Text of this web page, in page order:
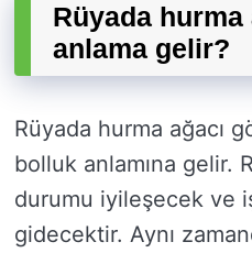
Rüyada hurma
anlama gelir?
Rüyada hurma ağacı
bolluk anlamına gelir.
durumu iyileşecek ve
gidecektir. Aynı